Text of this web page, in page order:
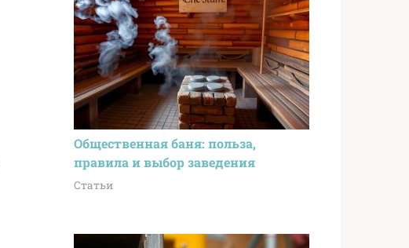
Общественная баня: польза,
правила и выбор заведения
Статьи